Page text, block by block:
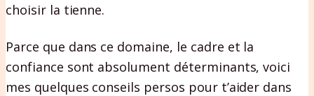
choisir la tienne.
Parce que dans ce domaine, le cadre et la
confiance sont absolument déterminants, voici
mes quelques conseils persos pour t’aider dans